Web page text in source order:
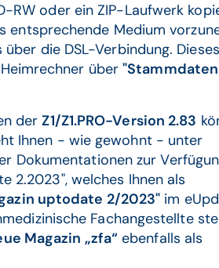
RW oder ein ZIP-Laufwerk
entsprechende Medium
die DSL-Verbindung.
über
derZ1/Z1.PRO-Version 2.83
Ihnen - wie gewohnt - unter
Dokumentationen zur
2.2023", welches Ihnen als
uptodate 2/2023" im
Fachangestellte
Magazin „zfa“ ebenfalls als